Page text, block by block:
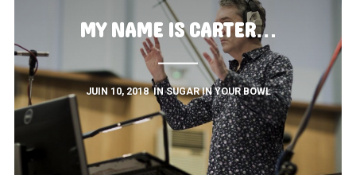
MY NAME IS CARTER…
JUIN 10, 2018 INSUGAR IN YOUR BOWL